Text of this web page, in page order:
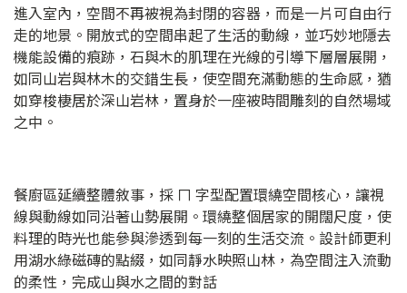
進入室內，空間不再被視為封閉的容器，而是一片可自由行
走的地景。開放式的空間串起了生活的動線，並巧妙地隱去
機能設備的痕跡，石與木的肌理在光線的引導下層層展開，
如同山岩與林木的交錯生長，使空間充滿動態的生命感，猶
如穿梭棲居於深山岩林，置身於一座被時間雕刻的自然場域
之中。
餐廚區延續整體敘事，採 ㄇ 字型配置環繞空間核心，讓視
線與動線如同沿著山勢展開。環繞整個居家的開闊尺度，使
料理的時光也能參與滲透到每一刻的生活交流。設計師更利
用湖水綠磁磚的點綴，如同靜水映照山林，為空間注入流動
的柔性，完成山與水之間的對話